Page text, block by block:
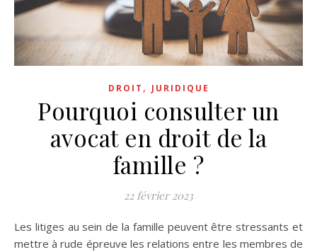
DROIT , JURIDIQUE
Pourquoi consulter un
avocat en droit de la
famille ?
22 février 2023
Les litiges au sein de la famille peuvent être stressants et
mettre à rude épreuve les relations entre les membres de